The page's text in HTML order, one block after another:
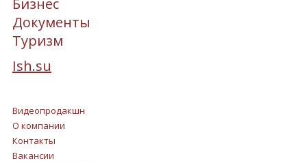
Документы
Туризм
Ish.su
Видеопродакшн
О компании
Контакты
Вакансии